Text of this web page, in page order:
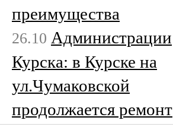
преимущества
26.10 Администрации
Курска: в Курске на
ул.Чумаковской
продолжается ремонт